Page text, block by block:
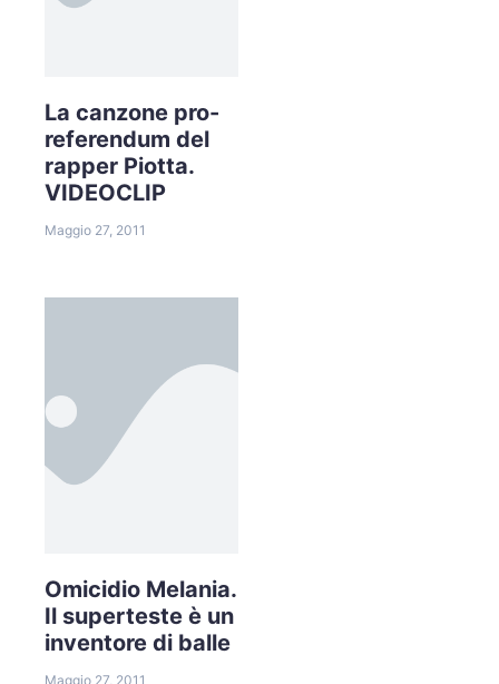
La canzone pro-
referendum del
rapper Piotta.
VIDEOCLIP
Maggio 27, 2011
Omicidio Melania.
Il superteste è un
inventore di balle
Maggio 27, 2011